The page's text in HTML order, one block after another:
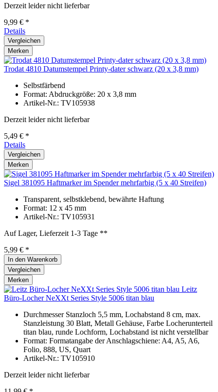
Derzeit leider nicht lieferbar
9,99 € *
Details
Vergleichen
Merken
Trodat 4810 Datumstempel Printy-dater schwarz (20 x 3,8 mm)
Selbstfärbend
Format: Abdruckgröße: 20 x 3,8 mm
Artikel-Nr.: TV105938
Derzeit leider nicht lieferbar
5,49 € *
Details
Vergleichen
Merken
Sigel 381095 Haftmarker im Spender mehrfarbig (5 x 40 Streifen)
Transparent, selbstklebend, bewährte Haftung
Format: 12 x 45 mm
Artikel-Nr.: TV105931
Auf Lager, Lieferzeit 1-3 Tage **
5,99 € *
In den Warenkorb
Vergleichen
Merken
Leitz
Büro-Locher NeXXt Series Style 5006 titan blau
Durchmesser Stanzloch 5,5 mm, Lochabstand 8 cm, max.
Stanzleistung 30 Blatt, Metall Gehäuse, Farbe Locherunterteil
titan blau, runde Lochform, Lochabstand ist nicht verstellbar
Format: Formatangabe der Anschlagschiene: A4, A5, A6,
Folio, 888, US, Quart
Artikel-Nr.: TV105910
Derzeit leider nicht lieferbar